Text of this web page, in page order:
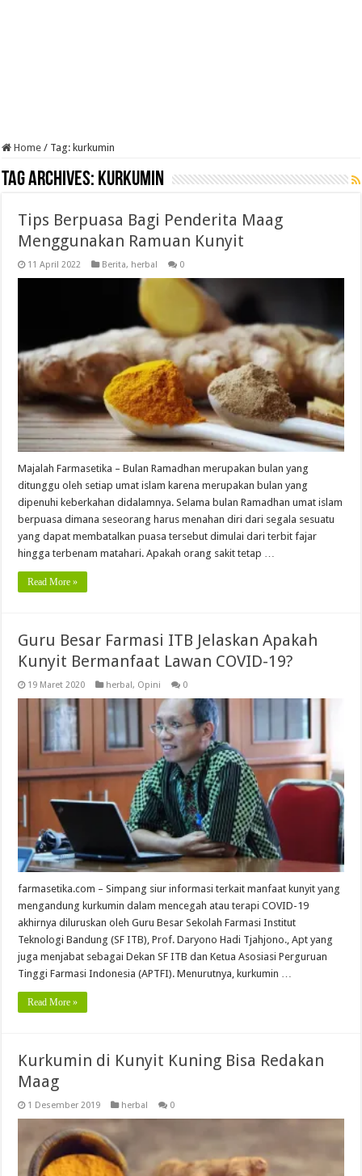
Home / Tag: kurkumin
Tag Archives: kurkumin
Tips Berpuasa Bagi Penderita Maag
Menggunakan Ramuan Kunyit
11 April 2022 Berita, herbal 0
Majalah Farmasetika – Bulan Ramadhan merupakan bulan yang
ditunggu oleh setiap umat islam karena merupakan bulan yang
dipenuhi keberkahan didalamnya. Selama bulan Ramadhan umat islam
berpuasa dimana seseorang harus menahan diri dari segala sesuatu
yang dapat membatalkan puasa tersebut dimulai dari terbit fajar
hingga terbenam matahari. Apakah orang sakit tetap …
Read More »
Guru Besar Farmasi ITB Jelaskan Apakah
Kunyit Bermanfaat Lawan COVID-19?
19 Maret 2020 herbal, Opini 0
farmasetika.com – Simpang siur informasi terkait manfaat kunyit yang
mengandung kurkumin dalam mencegah atau terapi COVID-19
akhirnya diluruskan oleh Guru Besar Sekolah Farmasi Institut
Teknologi Bandung (SF ITB), Prof. Daryono Hadi Tjahjono., Apt yang
juga menjabat sebagai Dekan SF ITB dan Ketua Asosiasi Perguruan
Tinggi Farmasi Indonesia (APTFI). Menurutnya, kurkumin …
Read More »
Kurkumin di Kunyit Kuning Bisa Redakan
Maag
1 Desember 2019 herbal 0